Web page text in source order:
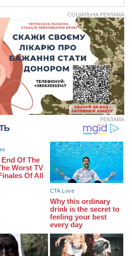
У центрі Черкас не поділили
дорогу водії двох ВАЗів
У Черкасах до середини серпня
обмежать рух транспорту на трьох
вулицях
На Черкащині кількість укриттів
збільшилась уп’ятеро з початку
повномасштабної війни
У Черкасах водій Audi Q5
спричинив аварію, не пропустивши
“Черкасиводоканал” пропонує
підвищити тарифи на воду та
водовідведення з 2027 року
Встановити гойдалки, карусель і
закупити іграшки: у Черкасах
“На щиті” у Чорнобаївську
громаду повертається полеглий
біля Кліщіївки воїн
СОЦІАЛЬНА РЕКЛАМА
РЕКЛАМА